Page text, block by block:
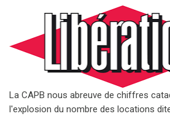
La CAPB nous abreuve de chiffres
l'explosion du nombre des locations